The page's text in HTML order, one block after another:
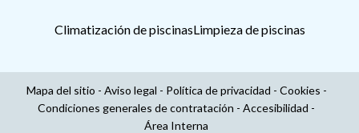
Climatización de piscinasLimpieza de piscinas
Mapa del sitio - Aviso legal - Política de privacidad - Cookies -
Condiciones generales de contratación - Accesibilidad -
Área Interna